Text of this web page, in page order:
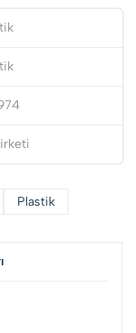
Plastik